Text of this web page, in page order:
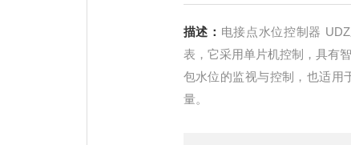
描述： 电接点水位控制器 UDZ系列智能电接点水位计是我公司研制的智能水位测量仪
表，它采用单片机控制，具有
包水位的监视与控制，也适用
量。